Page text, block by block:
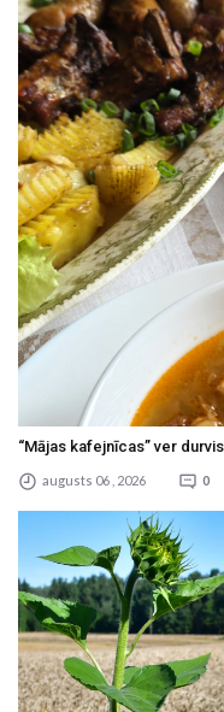
“Mājas kafejnīcas” ver
augusts 06 , 2026 0